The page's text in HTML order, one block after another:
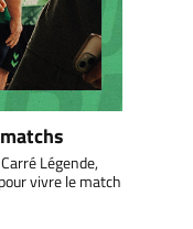
Légende,
vivre le match